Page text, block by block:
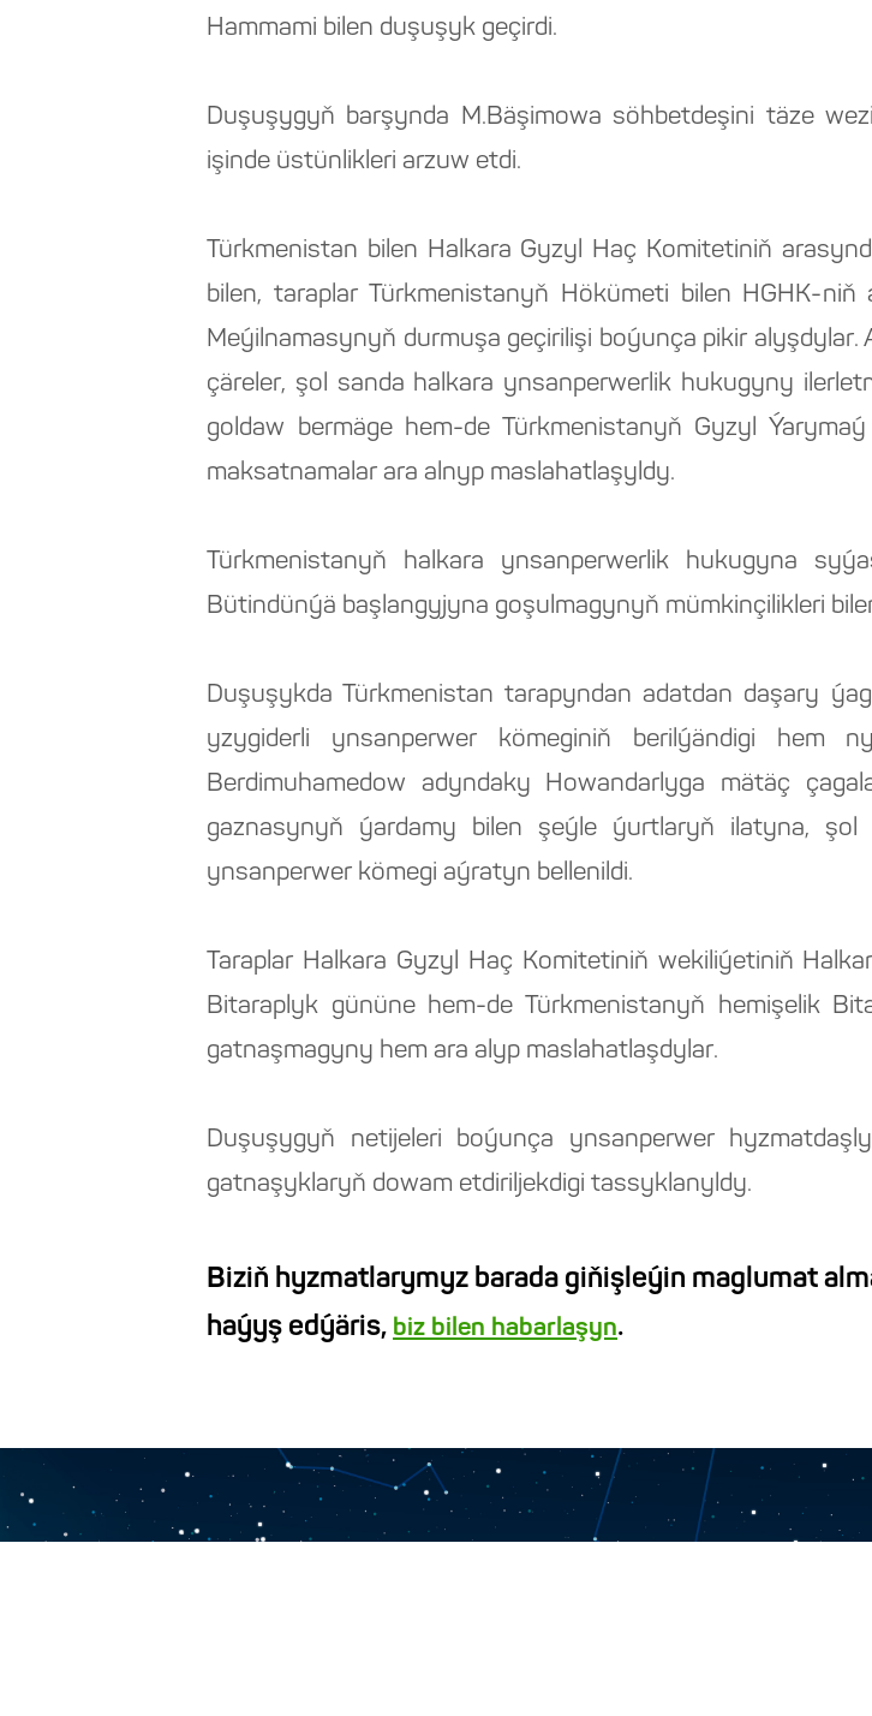
Hammami bilen duşuşyk geçirdi.
Duşuşygyň barşynda M.Bäşimowa söhbetdeşini täze
işinde üstünlikleri arzuw etdi.
Türkmenistan bilen Halkara Gyzyl Haç Komitetiniň
bilen, taraplar Türkmenistanyň Hökümeti bilen HGHK-
Meýilnamasynyň durmuşa geçirilişi boýunça pikir
çäreler, şol sanda halkara ynsanperwerlik hukugyny
goldaw bermäge hem-de Türkmenistanyň Gyzyl
maksatnamalar ara alnyp maslahatlaşyldy.
Türkmenistanyň halkara ynsanperwerlik hukugyna
Bütindünýä başlangyjyna goşulmagynyň mümkinçilikleri
Duşuşykda Türkmenistan tarapyndan adatdan daşary
yzygiderli ynsanperwer kömeginiň berilýändigi hem
Berdimuhamedow adyndaky Howandarlyga mätäç
gaznasynyň ýardamy bilen şeýle ýurtlaryň ilatyna,
ynsanperwer kömegi aýratyn bellenildi.
Taraplar Halkara Gyzyl Haç Komitetiniň wekiliýetiniň
Bitaraplyk gününe hem-de Türkmenistanyň hemişelik
gatnaşmagyny hem ara alyp maslahatlaşdylar.
Duşuşygyň netijeleri boýunça ynsanperwer
gatnaşyklaryň dowam etdiriljekdigi tassyklanyldy.
Biziň hyzmatlarymyz barada giňişleýin maglumat
haýyş edýäris, biz bilen habarlaşyn.